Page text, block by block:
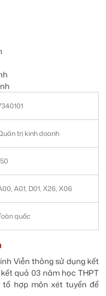
trị kinh doanh
A01, D01, X26, X06
quốc
Viễn thông sử dụng kết
quả 03 năm học THPT
hợp môn xét tuyển để